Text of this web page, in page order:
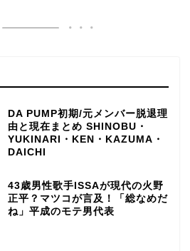
DA PUMP初期/元メンバー脱退理
由と現在まとめ SHINOBU・
YUKINARI・KEN・KAZUMA・
DAICHI
43歳男性歌手ISSAが現代の火野
正平？マツコが言及！「総なめだ
ね」平成のモテ男代表